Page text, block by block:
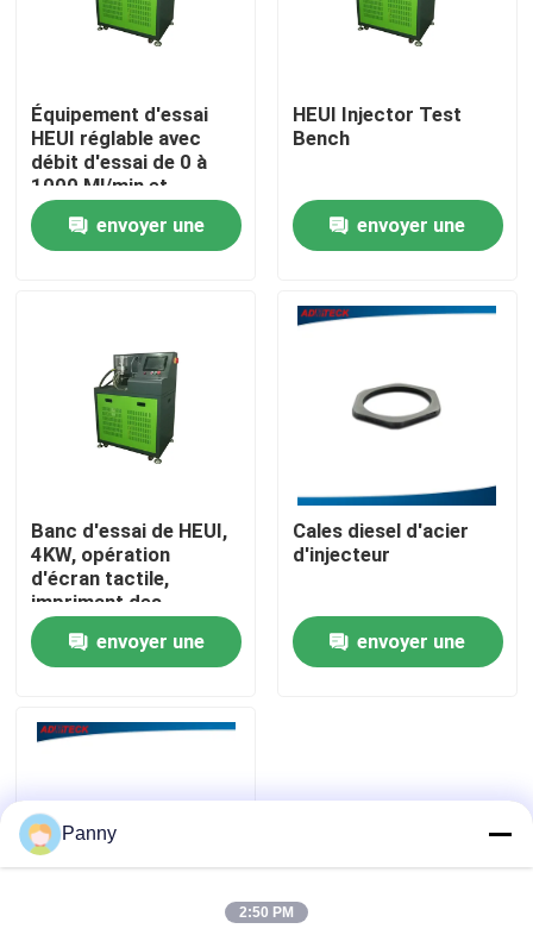
Maison
Au sujet de nous
Visite d'usine
Contrôle de qualité
Contactez-nous
Demandez une citation
Équipement de test commun de rail
Équipement d'essai
HEUI réglable avec
débit d'essai de 0 à
1000 Ml/min et
alimentation
électrique de 50 Hz
envoyer une
HEUI Injector Test
Bench
envoyer une
Banc d'essai de HEUI,
4KW, opération
d'écran tactile,
imprimant des
résultats d'essai.
envoyer une
Cales diesel d'acier
d'injecteur
envoyer une
Panny
2:50 PM